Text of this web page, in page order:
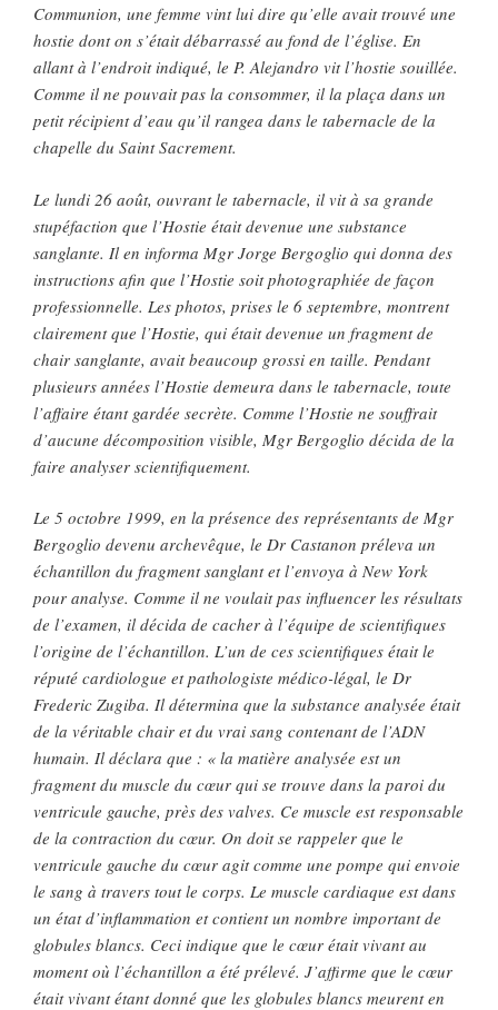
Communion, une femme vint lui dire qu’elle avait trouvé une
hostie dont on s’était débarrassé au fond de l’église. En
allant à l’endroit indiqué, le P. Alejandro vit l’hostie souillée.
Comme il ne pouvait pas la consommer, il la plaça dans un
petit récipient d’eau qu’il rangea dans le tabernacle de la
chapelle du Saint Sacrement.
Le lundi 26 août, ouvrant le tabernacle, il vit à sa grande
stupéfaction que l’Hostie était devenue une substance
sanglante. Il en informa Mgr Jorge Bergoglio qui donna des
instructions afin que l’Hostie soit photographiée de façon
professionnelle. Les photos, prises le 6 septembre, montrent
clairement que l’Hostie, qui était devenue un fragment de
chair sanglante, avait beaucoup grossi en taille. Pendant
plusieurs années l’Hostie demeura dans le tabernacle, toute
l’affaire étant gardée secrète. Comme l’Hostie ne souffrait
d’aucune décomposition visible, Mgr Bergoglio décida de la
faire analyser scientifiquement.
Le 5 octobre 1999, en la présence des représentants de Mgr
Bergoglio devenu archevêque, le Dr Castanon préleva un
échantillon du fragment sanglant et l’envoya à New York
pour analyse. Comme il ne voulait pas influencer les résultats
de l’examen, il décida de cacher à l’équipe de scientifiques
l’origine de l’échantillon. L’un de ces scientifiques était le
réputé cardiologue et pathologiste médico-légal, le Dr
Frederic Zugiba. Il détermina que la substance analysée était
de la véritable chair et du vrai sang contenant de l’ADN
humain. Il déclara que : « la matière analysée est un
fragment du muscle du cœur qui se trouve dans la paroi du
ventricule gauche, près des valves. Ce muscle est responsable
de la contraction du cœur. On doit se rappeler que le
ventricule gauche du cœur agit comme une pompe qui envoie
le sang à travers tout le corps. Le muscle cardiaque est dans
un état d’inflammation et contient un nombre important de
globules blancs. Ceci indique que le cœur était vivant au
moment où l’échantillon a été prélevé. J’affirme que le cœur
était vivant étant donné que les globules blancs meurent en